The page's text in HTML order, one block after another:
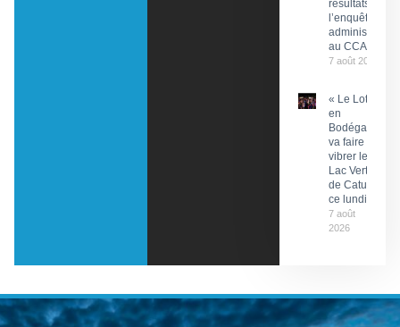
résultats de
l’enquête
administrative
au CCAS
7 août 2026
« Le Lot
en
Bodéga »
va faire
vibrer le
Lac Vert
de Catus
ce lundi
7 août
2026